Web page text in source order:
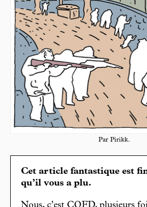
Par Pirikk.
Cet article fantastique est
qu’il vous a plu.